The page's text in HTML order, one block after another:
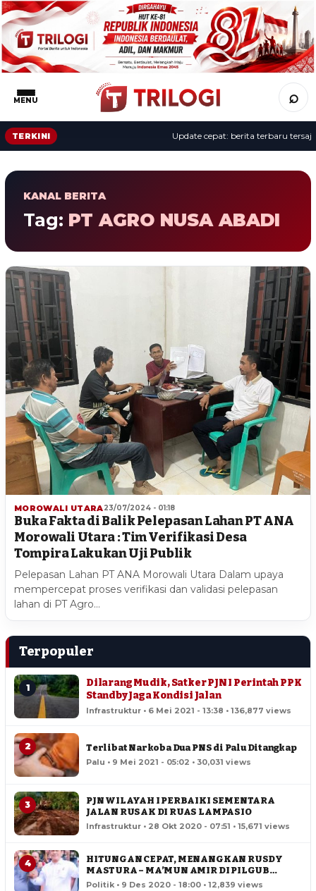
MENU ⌕
TERKINI Update cepat: berita terbaru tersaji
KANAL BERITA
Tag: PT AGRO NUSA ABADI
MOROWALI UTARA23/07/2024 - 01:18
Buka Fakta di Balik Pelepasan Lahan PT ANA
Morowali Utara : Tim Verifikasi Desa
Tompira Lakukan Uji Publik
Pelepasan Lahan PT ANA Morowali Utara Dalam upaya
mempercepat proses verifikasi dan validasi pelepasan
lahan di PT Agro…
Terpopuler
1
Dilarang Mudik, Satker PJN I Perintah PPK
Standby Jaga Kondisi Jalan
Infrastruktur • 6 Mei 2021 - 13:38 • 136,877 views
2 Terlibat Narkoba Dua PNS di Palu Ditangkap
Palu • 9 Mei 2021 - 05:02 • 30,031 views
3
PJN WILAYAH I PERBAIKI SEMENTARA
JALAN RUSAK DI RUAS LAMPASIO
Infrastruktur • 28 Okt 2020 - 07:51 • 15,671 views
4
HITUNGAN CEPAT, MENANGKAN RUSDY
MASTURA – MA’MUN AMIR DI PILGUB
SULTENG
Politik • 9 Des 2020 - 18:00 • 12,839 views